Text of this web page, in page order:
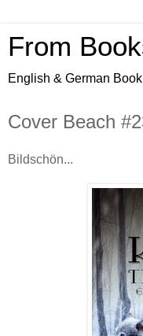
From
English & German
Cover Beach
Bildschön...